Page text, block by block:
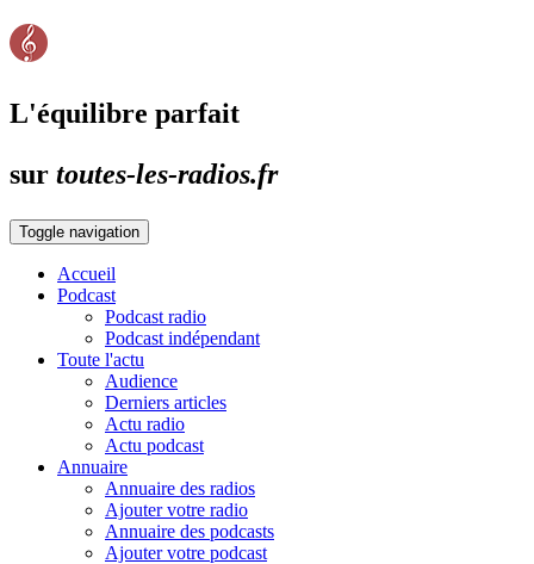
L'équilibre parfait
sur toutes-les-radios.fr
Toggle navigation
Accueil
Podcast
Podcast radio
Podcast indépendant
Toute l'actu
Audience
Derniers articles
Actu radio
Actu podcast
Annuaire
Annuaire des radios
Ajouter votre radio
Annuaire des podcasts
Ajouter votre podcast